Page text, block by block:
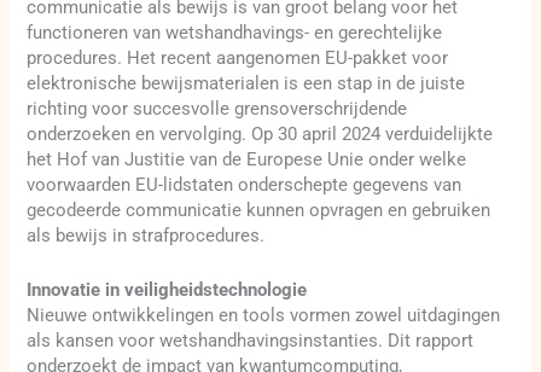
communicatie als bewijs is van groot belang voor het
functioneren van wetshandhavings- en gerechtelijke
procedures. Het recent aangenomen EU-pakket voor
elektronische bewijsmaterialen is een stap in de juiste
richting voor succesvolle grensoverschrijdende
onderzoeken en vervolging. Op 30 april 2024 verduidelijkte
het Hof van Justitie van de Europese Unie onder welke
voorwaarden EU-lidstaten onderschepte gegevens van
gecodeerde communicatie kunnen opvragen en gebruiken
als bewijs in strafprocedures.
Innovatie in veiligheidstechnologie
Nieuwe ontwikkelingen en tools vormen zowel uitdagingen
als kansen voor wetshandhavingsinstanties. Dit rapport
onderzoekt de impact van kwantumcomputing,